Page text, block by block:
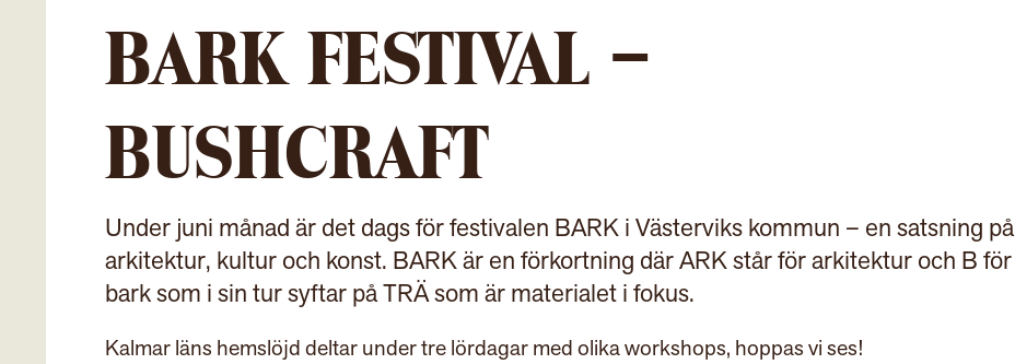
BARK FESTIVAL –
BUSHCRAFT
Under juni månad är det dags för festivalen BARK i Västerviks kommun – en satsning på
arkitektur, kultur och konst. BARK är en förkortning där ARK står för arkitektur och B för
bark som i sin tur syftar på TRÄ som är materialet i fokus.
Kalmar läns hemslöjd deltar under tre lördagar med olika workshops, hoppas vi ses!